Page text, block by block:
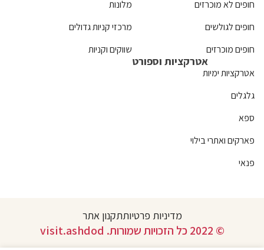
חופים לא מוכרזים
חופים לגולשים
חופים מוכרזים
מלונות
מרכזי קניות גדולים
שווקים וקניות
אטרקציות וספורט
אטרקציות ימיות
גלגלים
ספא
פארקים ואתרי בילוי
פנאי
מדיניות פרטיותתקנון אתר
© 2022 כל הזכויות שמורות. visit.ashdod